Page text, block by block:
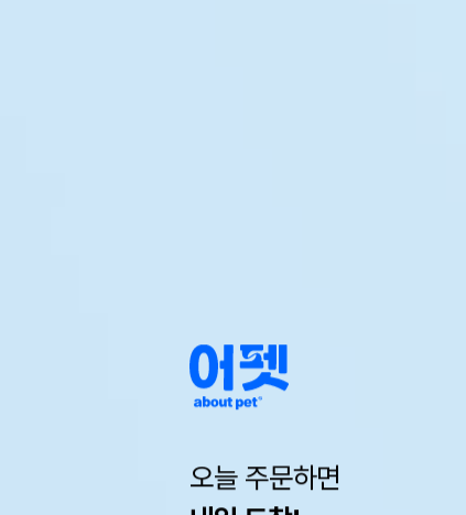
오늘 주문하면